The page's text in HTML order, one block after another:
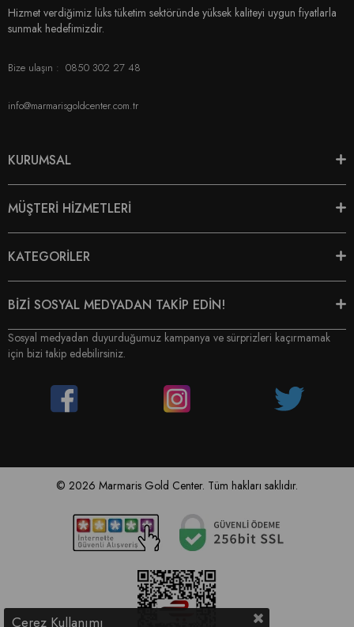
Hizmet verdiğimiz lüks tüketim sektöründe yüksek kaliteyi uygun fiyatlarla
sunmak hedefimizdir.
Bize ulaşın : 0850 302 27 48
info@marmarisgoldcenter.com.tr
KURUMSAL
MÜŞTERİ HİZMETLERİ
KATEGORİLER
BİZİ SOSYAL MEDYADAN TAKİP EDİN!
Sosyal medyadan duyurduğumuz kampanya ve sürprizleri kaçırmamak
için bizi takip edebilirsiniz.
© 2026 Marmaris Gold Center. Tüm hakları saklıdır.
Çerez Kullanımı